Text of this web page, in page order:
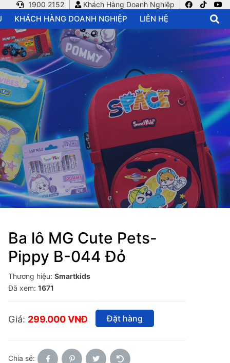
1900 2152 Khách Hàng Doanh Nghiệp
KHÁCH HÀNG DOANH NGHIỆP LIÊN HỆ
Ba lô MG Cute Pets-
Pippy B-044 Đỏ
Thương hiệu: Smartkids
Đã xem: 1671
Giá: 299.000 VNĐ Đặt hàng
Chia sẻ: